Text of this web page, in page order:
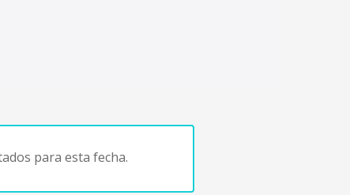
para esta fecha.